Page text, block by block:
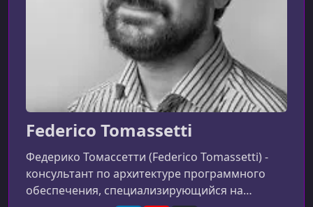
Federico Tomassetti
Федерико Томассетти (Federico Tomassetti) -
консультант по архитектуре программного
обеспечения, специализирующийся на